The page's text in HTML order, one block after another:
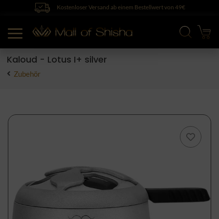
Kostenloser Versand ab einem Bestellwert von 49€
Kaloud - Lotus I+ silver
Zubehör